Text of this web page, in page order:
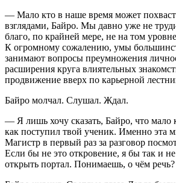
— Мало кто в наше время может
взглядами, Байро. Мы давно уже не
благо, по крайней мере, не на том
К огромному сожалению, умы
занимают вопросы преумножения
расширения круга влиятельных
продвижение вверх по карьерной
Байро молчал. Слушал. Ждал.
— Я лишь хочу сказать, Байро, что мало
как поступил твой ученик. Именно эта
Магистр в первый раз за разговор
Если бы не это откровение, я бы так и
открыть портал. Понимаешь, о чём речь?